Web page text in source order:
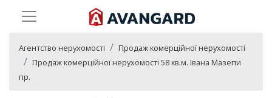
Агентство нерухомості
Продаж комерційної нерухомості
Продаж комерційної нерухомості 58 кв.м. Івана Мазепи
пр.